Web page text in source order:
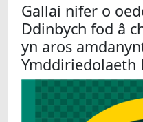
A WYDDOCH CHI?
FIDEOS
Gallai nifer o
Ddinbych fod â
yn aros
Ymddiriedolaeth